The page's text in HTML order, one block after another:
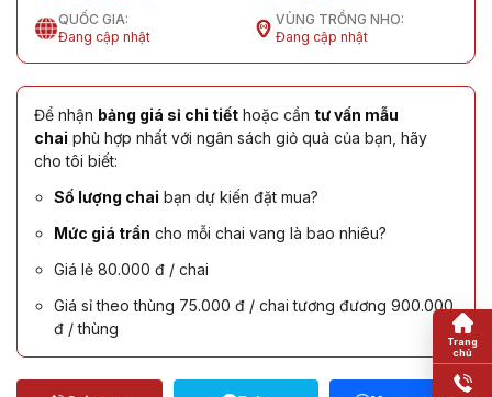
QUỐC GIA:
Đang cập nhật
VÙNG TRỒNG NHO:
Đang cập nhật
Để nhận bảng giá sỉ chi tiết hoặc cần tư vấn mẫu
chai phù hợp nhất với ngân sách giỏ quà của bạn, hãy
cho tôi biết:
Số lượng chai bạn dự kiến đặt mua?
Mức giá trần cho mỗi chai vang là bao nhiêu?
Giá lẻ 80.000 đ / chai
Giá sỉ theo thùng 75.000 đ / chai tương đương 900.000
đ / thùng